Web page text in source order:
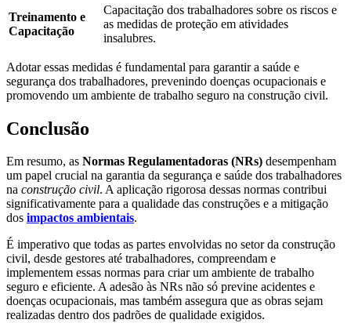
Treinamento e
Capacitação
Capacitação dos trabalhadores sobre os riscos e
as medidas de proteção em atividades
insalubres.
Adotar essas medidas é fundamental para garantir a saúde e
segurança dos trabalhadores, prevenindo doenças ocupacionais e
promovendo um ambiente de trabalho seguro na construção civil.
Conclusão
Em resumo, as Normas Regulamentadoras (NRs) desempenham
um papel crucial na garantia da segurança e saúde dos trabalhadores
na construção civil. A aplicação rigorosa dessas normas contribui
significativamente para a qualidade das construções e a mitigação
dos impactos ambientais.
É imperativo que todas as partes envolvidas no setor da construção
civil, desde gestores até trabalhadores, compreendam e
implementem essas normas para criar um ambiente de trabalho
seguro e eficiente. A adesão às NRs não só previne acidentes e
doenças ocupacionais, mas também assegura que as obras sejam
realizadas dentro dos padrões de qualidade exigidos.